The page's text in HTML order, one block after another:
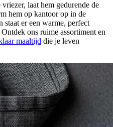
laat hem gedurende de
hem op kantoor op in de
staat er een warme, perfect
ons ruime assortiment en
maaltijd die je leven